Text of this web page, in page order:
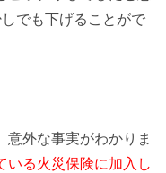
しでも下げることがで
意外な事実がわかりま
いる火災保険に加入し